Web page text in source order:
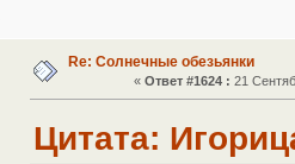
Re: Солнечные обезьянки
«Ответ #1624 : 21
Цитата: